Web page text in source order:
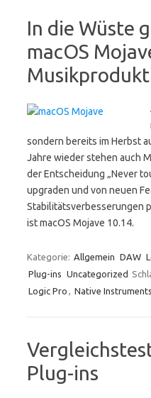
In die Wüste
macOS
sondern bereits im Herbst
Jahre wieder stehen auch
der Entscheidung „Never
upgraden und von neuen
Stabilitätsverbesserungen
ist macOS Mojave 10.14.
Kategorie: Allgemein DAW
Plug-ins Uncategorized
Logic Pro , Native Instruments
Plug-ins